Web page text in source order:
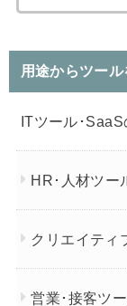
用途からツー
ITツール･
HR･人材ツー
クリエイティ
営業･接客ツ